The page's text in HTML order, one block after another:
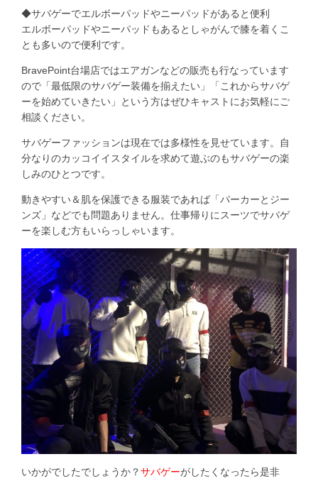
◆サバゲーでエルボーパッドやニーパッドがあると便利
エルボーパッドやニーパッドもあるとしゃがんで膝を着くこ
とも多いので便利です。
BravePoint台場店ではエアガンなどの販売も行なっています
ので「最低限のサバゲー装備を揃えたい」「これからサバゲ
ーを始めていきたい」という方はぜひキャストにお気軽にご
相談ください。
サバゲーファッションは現在では多様性を見せています。自
分なりのカッコイイスタイルを求めて遊ぶのもサバゲーの楽
しみのひとつです。
動きやすい＆肌を保護できる服装であれば「パーカーとジー
ンズ」などでも問題ありません。仕事帰りにスーツでサバゲ
ーを楽しむ方もいらっしゃいます。
いかがでしたでしょうか？サバゲーがしたくなったら是非